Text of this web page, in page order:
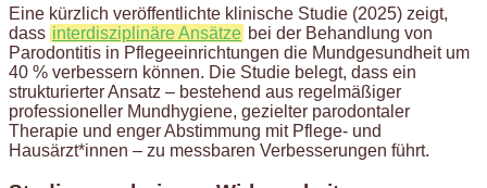
Eine kürzlich veröffentlichte klinische Studie (2025) zeigt,
dass interdisziplinäre Ansätze bei der Behandlung von
Parodontitis in Pflegeeinrichtungen die Mundgesundheit um
40 % verbessern können. Die Studie belegt, dass ein
strukturierter Ansatz – bestehend aus regelmäßiger
professioneller Mundhygiene, gezielter parodontaler
Therapie und enger Abstimmung mit Pflege- und
Hausärzt*innen – zu messbaren Verbesserungen führt.